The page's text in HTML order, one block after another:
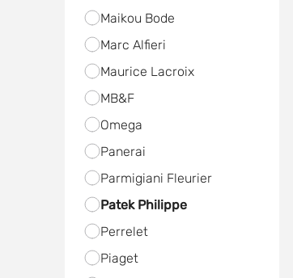
Maikou Bode
Marc Alfieri
Maurice Lacroix
MB&F
Omega
Panerai
Parmigiani Fleurier
Patek Philippe
Perrelet
Piaget